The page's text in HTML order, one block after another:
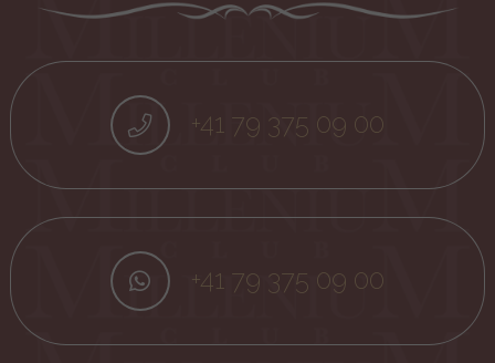
+41 79 375 09 00
+41 79 375 09 00